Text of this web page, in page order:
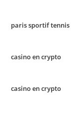
paris sportif tennis
casino en crypto
casino en crypto